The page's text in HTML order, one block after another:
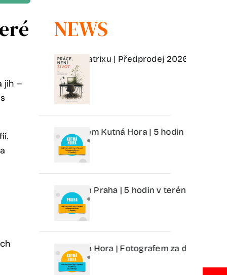
jih –
NEWS
vyhoření a matrixu | Předprodej 2026 | Pavel
fotoaparátem Kutná Hora | 5 hodin | 2 999 Kč
fotoaparátem Praha | 5 hodin v terénu | 2 999 Kč
Kutná Hora | Fotografem za den | 2 499 Kč